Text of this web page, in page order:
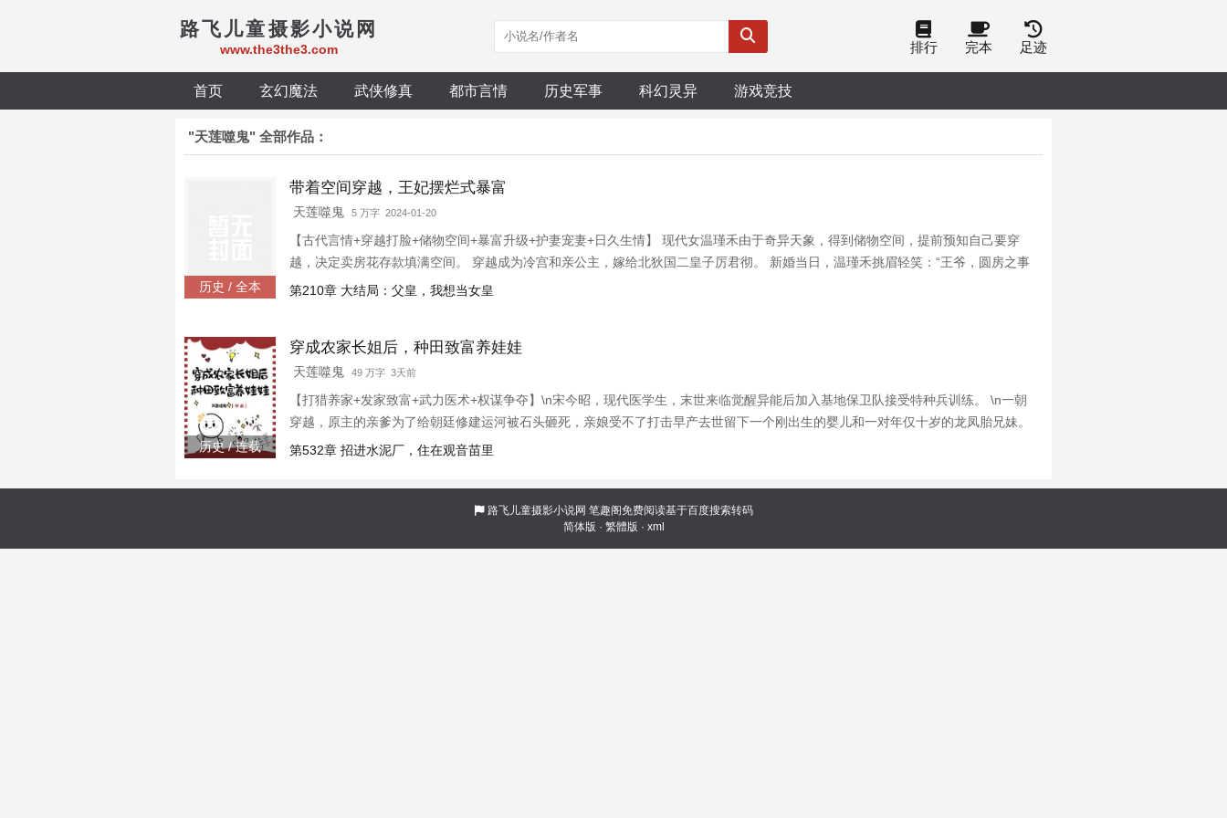
路飞儿童摄影小说网
www.the3the3.com 排行 完本 足迹
首页 玄幻魔法 武侠修真 都市言情 历史军事 科幻灵异 游戏竞技
"天莲噬鬼" 全部作品：
历史 / 全本
带着空间穿越，王妃摆烂式暴富
天莲噬鬼 5 万字 2024-01-20
【古代言情+穿越打脸+储物空间+暴富升级+护妻宠妻+日久生情】 现代女温瑾禾由于奇异天象，得到储物空间，提前预知自己要穿
越，决定卖房花存款填满空间。 穿越成为冷宫和亲公主，嫁给北狄国二皇子厉君彻。 新婚当日，温瑾禾挑眉轻笑：“王爷，圆房之事
找李管家？” 厉君彻薄唇微扬，抬起温瑾禾小巧的下巴， “美虽美矣，可惜不是本王的喜好。” 温瑾禾瞧着地上临月国派来的刺客，
第210章 大结局：父皇，我想当女皇
历史 / 连载
穿成农家长姐后，种田致富养娃娃
天莲噬鬼 49 万字 3天前
【打猎养家+发家致富+武力医术+权谋争夺】\n宋今昭，现代医学生，末世来临觉醒异能后加入基地保卫队接受特种兵训练。 \n一朝
穿越，原主的亲爹为了给朝廷修建运河被石头砸死，亲娘受不了打击早产去世留下一个刚出生的婴儿和一对年仅十岁的龙凤胎兄妹。
\n大伯二伯不愿意收养四个孩子，决定将尚在襁褓里的幼弟过继给外人，把十岁的妹妹嫁出去给生病的小孩冲喜当童养媳。 \n从小就
第532章 招进水泥厂，住在观音苗里
路飞儿童摄影小说网 笔趣阁免费阅读基于百度搜索转码
简体版 · 繁體版 · xml